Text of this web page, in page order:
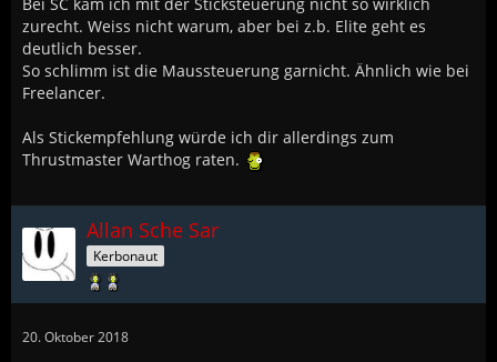
zurecht. Weiss nicht warum, aber bei z.b. Elite geht es
deutlich besser.
So schlimm ist die Maussteuerung garnicht. Ähnlich wie bei
Freelancer.
Als Stickempfehlung würde ich dir allerdings zum
Thrustmaster Warthog raten.
Allan Sche Sar
Kerbonaut
20. Oktober 2018